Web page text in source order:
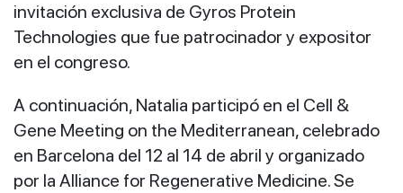
invitación exclusiva de Gyros Protein
Technologies que fue patrocinador y expositor
en el congreso.
A continuación, Natalia participó en el Cell &
Gene Meeting on the Mediterranean, celebrado
en Barcelona del 12 al 14 de abril y organizado
por la Alliance for Regenerative Medicine. Se